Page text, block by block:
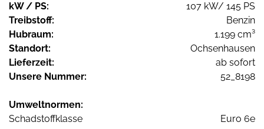
kW / PS:
107 kW/ 145 PS
Treibstoff:
Benzin
Hubraum:
1.199 cm³
Standort:
Ochsenhausen
Lieferzeit:
ab sofort
Unsere Nummer:
52_8198
Umweltnormen:
Schadstoffklasse
Euro 6e